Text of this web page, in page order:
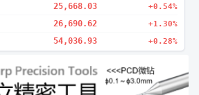
25,668.03 +0.54%
26,690.62 +1.30%
54,036.93 +0.28%